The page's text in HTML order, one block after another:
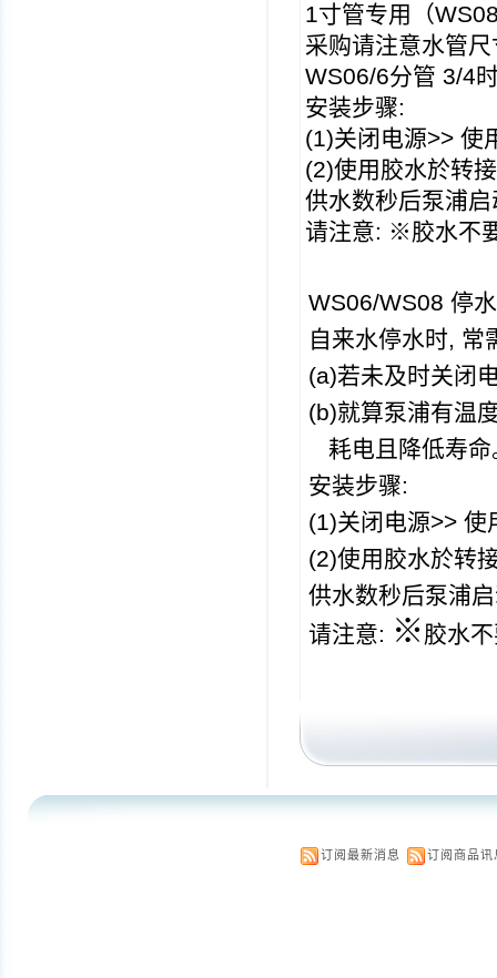
1寸管专用（
采购请注意水管尺
WS06/6分管 3/4
安装步骤:
(1)关闭电源>> 使
(2)使用胶水於转
供水数秒后泵浦启
请注意: ※胶水不
WS06/WS08 停
自来水停水时, 常
(a)若未及时关闭
(b)就算泵浦有温
耗电且降低寿命
安装步骤
(1)关闭电源>> 使
(2)使用胶水於转
供水数秒后泵浦
请注意: ※ 胶水
订阅最新消息 订阅商品讯